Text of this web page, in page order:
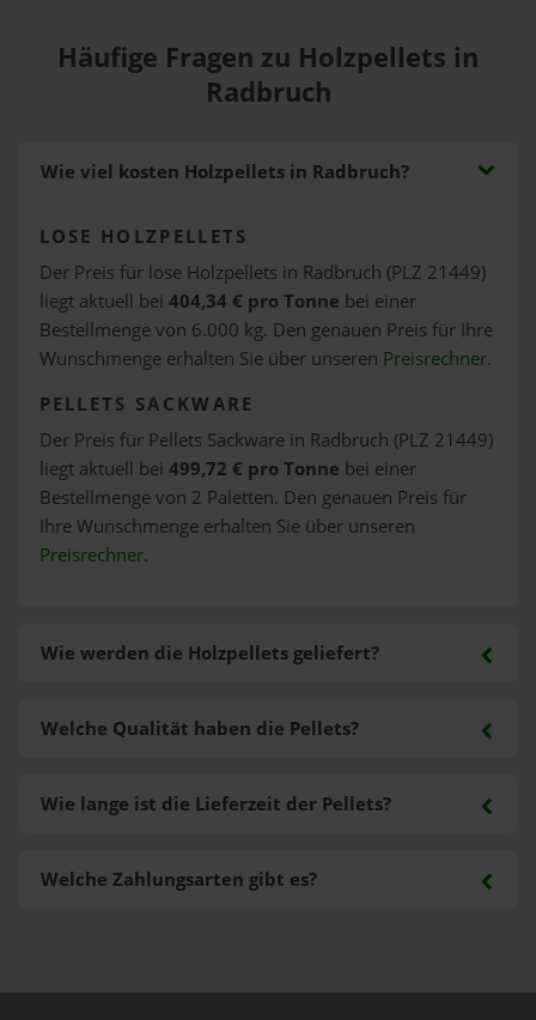
Häufige Fragen zu Holzpellets in
Radbruch
Wie viel kosten Holzpellets in Radbruch?
LOSE HOLZPELLETS
Der Preis für lose Holzpellets in Radbruch (PLZ 21449)
liegt aktuell bei 404,34 € pro Tonne bei einer
Bestellmenge von 6.000 kg. Den genauen Preis für Ihre
Wunschmenge erhalten Sie über unseren Preisrechner.
PELLETS SACKWARE
Der Preis für Pellets Sackware in Radbruch (PLZ 21449)
liegt aktuell bei 499,72 € pro Tonne bei einer
Bestellmenge von 2 Paletten. Den genauen Preis für
Ihre Wunschmenge erhalten Sie über unseren
Preisrechner.
Wie werden die Holzpellets geliefert?
Welche Zahlungsarten gibt es?
Welche Qualität haben die Pellets?
Wie lange ist die Lieferzeit der Pellets?